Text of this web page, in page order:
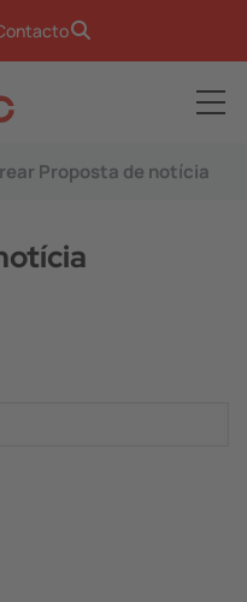
Proposta de notícia